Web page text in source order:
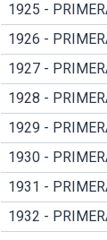
1925 -
1926 -
1927 -
1928 -
1929 -
1930 -
1931 -
1932 -